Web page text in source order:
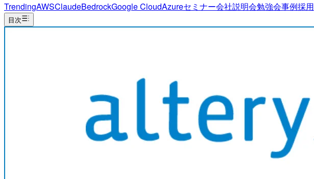
TrendingAWSClaudeBedrockGoogle CloudAzureセミナー会社説明会勉強会事例採用
目次